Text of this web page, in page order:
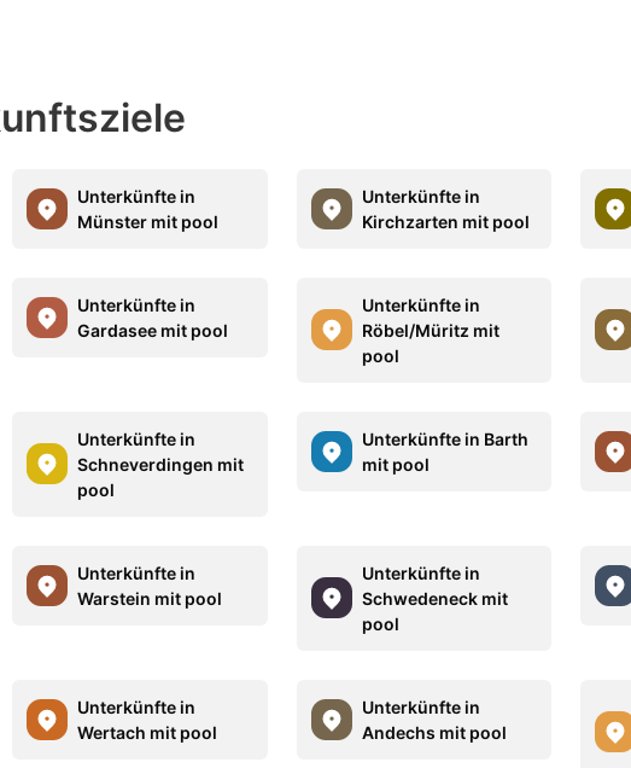
Unterkünfte in
Münster mit pool
Unterkünfte in
Kirchzarten mit pool
Unterkünfte in
Gardasee mit pool
Unterkünfte in
Röbel/Müritz mit
pool
Unterkünfte in
Schneverdingen mit
pool
Unterkünfte in Barth
mit pool
Unterkünfte in
Warstein mit pool
Unterkünfte in
Schwedeneck mit
pool
Unterkünfte in
Wertach mit pool
Unterkünfte in
Andechs mit pool